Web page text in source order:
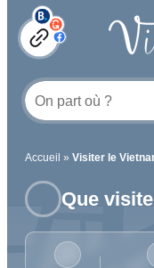
Accueil » Visiter le
Que